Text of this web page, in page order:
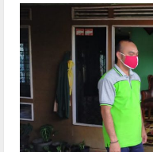
Polsek
Maliku
Sambang
ke
Tokoh